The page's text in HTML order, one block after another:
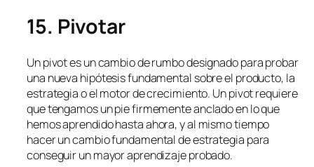
15. Pivotar
Un pivot es un cambio de rumbo designado para probar
una nueva hipótesis fundamental sobre el producto, la
estrategia o el motor de crecimiento. Un pivot requiere
que tengamos un pie firmemente anclado en lo que
hemos aprendido hasta ahora, y al mismo tiempo
hacer un cambio fundamental de estrategia para
conseguir un mayor aprendizaje probado.